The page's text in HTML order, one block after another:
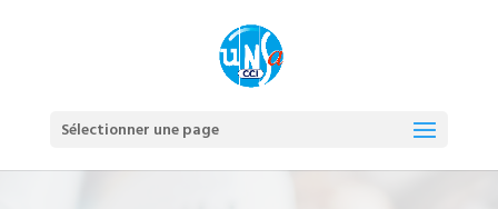
Sélectionner une page